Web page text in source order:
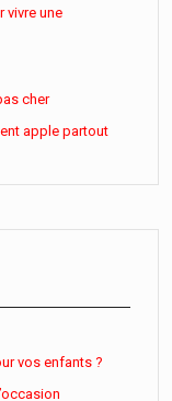
vivre une
cher
apple partout
vos enfants ?